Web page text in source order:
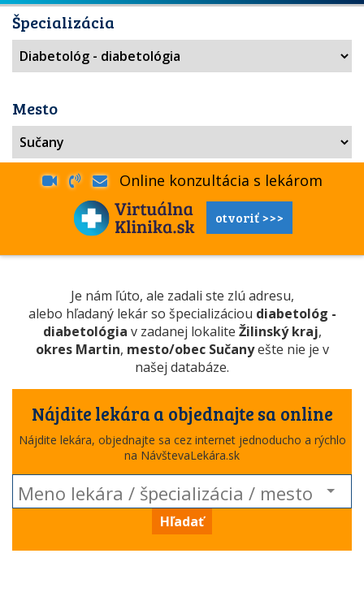
Špecializácia
Mesto
Online konzultácia s lekárom
otvoriť >>>
Je nám ľúto, ale zadali ste zlú adresu,
alebo hľadaný lekár so špecializáciou diabetológ -
diabetológia v zadanej lokalite Žilinský kraj,
okres Martin, mesto/obec Sučanyešte nie je v
našej databáze.
Nájdite lekára a objednajte sa online
Nájdite lekára, objednajte sa cez internet jednoducho a rýchlo
na NávštevaLekára.sk
Hľadať